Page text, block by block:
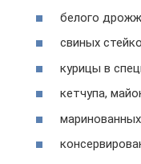
белого
свиных
курицы в
кетчупа,